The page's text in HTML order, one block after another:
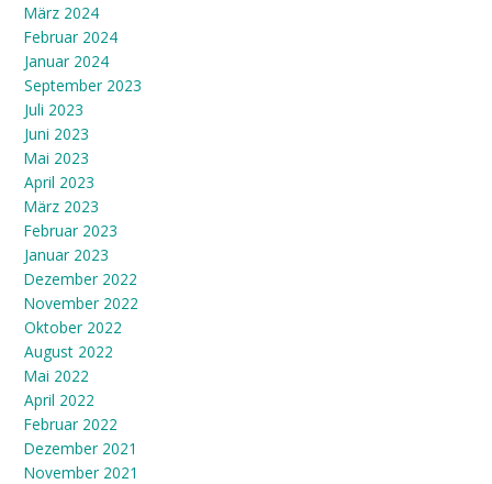
März 2024
Februar 2024
Januar 2024
September 2023
Juli 2023
Juni 2023
Mai 2023
April 2023
März 2023
Februar 2023
Januar 2023
Dezember 2022
November 2022
Oktober 2022
August 2022
Mai 2022
April 2022
Februar 2022
Dezember 2021
November 2021